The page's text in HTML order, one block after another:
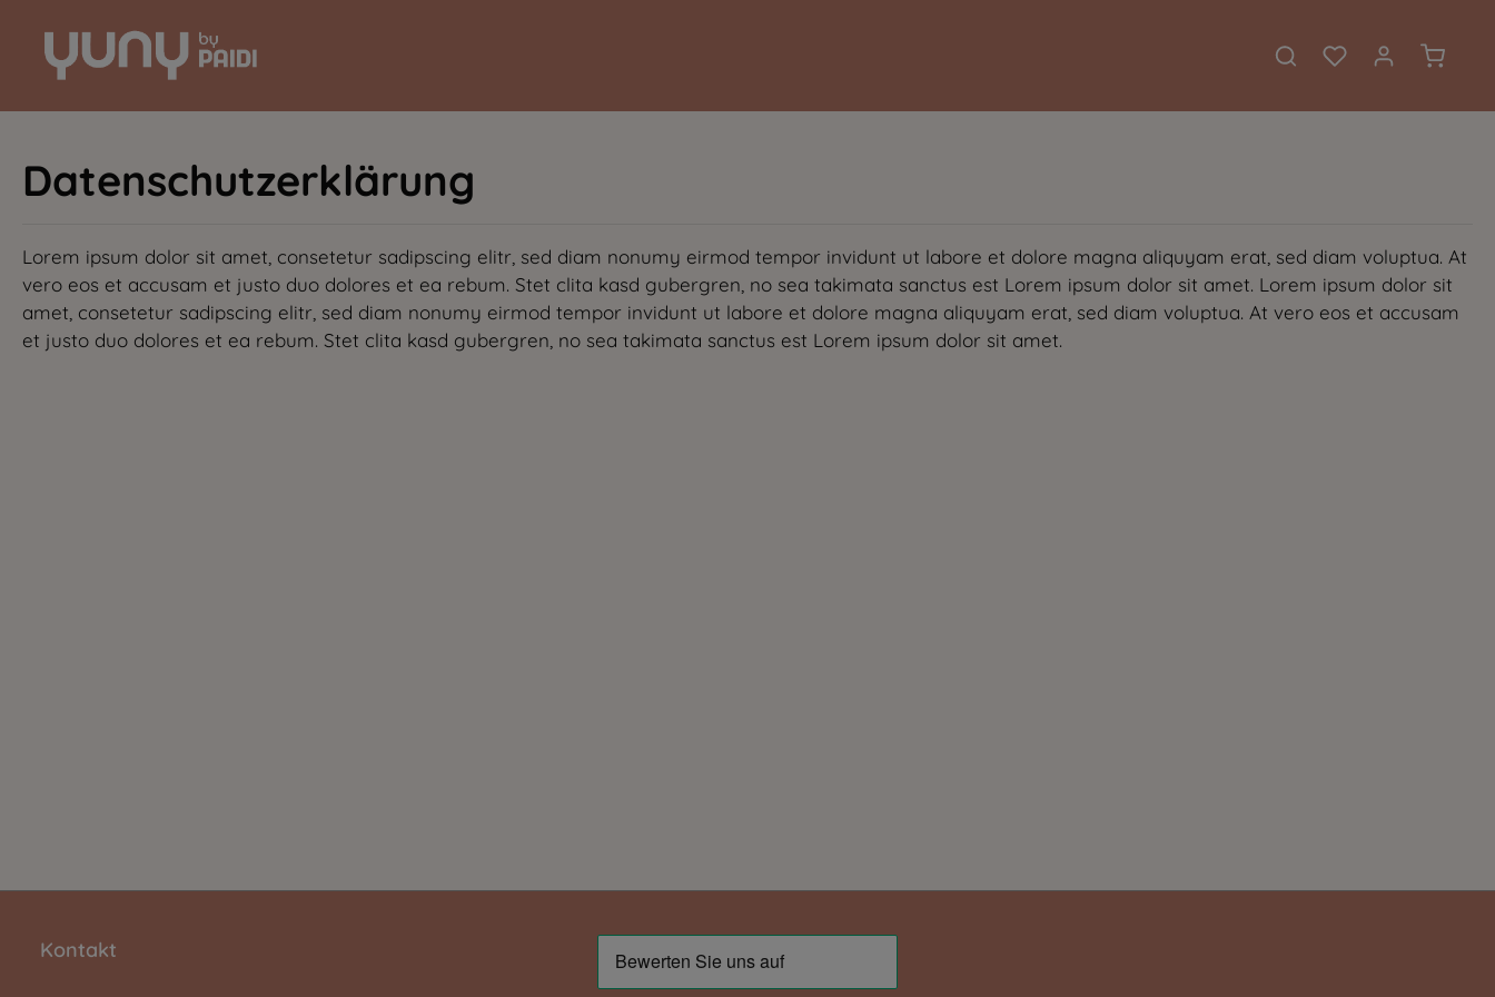
Hauptnavigation springen
Datenschutzerklärung
Lorem ipsum dolor sit amet, consetetur sadipscing elitr, sed diam nonumy eirmod tempor invidunt ut labore et dolore magna aliquyam erat, sed diam voluptua. At
vero eos et accusam et justo duo dolores et ea rebum. Stet clita kasd gubergren, no sea takimata sanctus est Lorem ipsum dolor sit amet. Lorem ipsum dolor sit
amet, consetetur sadipscing elitr, sed diam nonumy eirmod tempor invidunt ut labore et dolore magna aliquyam erat, sed diam voluptua. At vero eos et accusam
et justo duo dolores et ea rebum. Stet clita kasd gubergren, no sea takimata sanctus est Lorem ipsum dolor sit amet.
Kontakt